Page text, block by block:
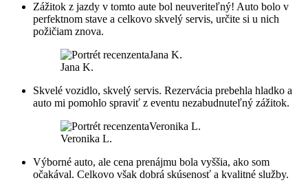
Zážitok z jazdy v tomto aute bol neuveriteľný! Auto bolo v
perfektnom stave a celkovo skvelý servis, určite si u nich
požičiam znova.
Jana K.
Skvelé vozidlo, skvelý servis. Rezervácia prebehla hladko a
auto mi pomohlo spraviť z eventu nezabudnuteľný zážitok.
Veronika L.
Výborné auto, ale cena prenájmu bola vyššia, ako som
očakával. Celkovo však dobrá skúsenosť a kvalitné služby.